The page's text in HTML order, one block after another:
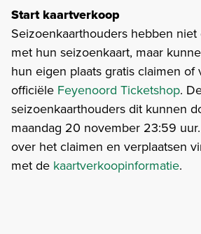
Start kaartverkoop
Seizoenkaarthouders hebben
met hun seizoenkaart, maar
hun eigen plaats gratis claimen of
officiële Feyenoord Ticketshop.
seizoenkaarthouders dit kunnen
maandag 20 november 23:59
over het claimen en verplaatsen
met de kaartverkoopinformatie.